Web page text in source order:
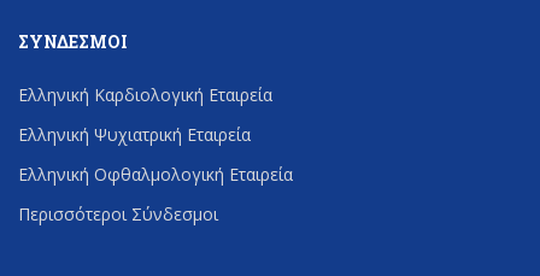
ΣΎΝΔΕΣΜΟΙ
Ελληνική Καρδιολογική Εταιρεία
Ελληνική Ψυχιατρική Εταιρεία
Ελληνική Οφθαλμολογική Εταιρεία
Περισσότεροι Σύνδεσμοι